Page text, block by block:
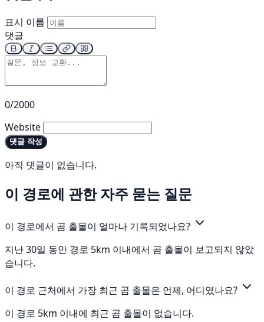
표시 이름
댓글
0/2000
Website
댓글 작성
아직 댓글이 없습니다.
이 경로에 관한 자주 묻는 질문
이 경로에서 곰 출몰이 얼마나 기록되었나요?
지난 30일 동안 경로 5km 이내에서 곰 출몰이 보고되지 않았
습니다.
이 경로 근처에서 가장 최근 곰 출몰은 언제, 어디였나요?
이 경로 5km 이내에 최근 곰 출몰이 없습니다.